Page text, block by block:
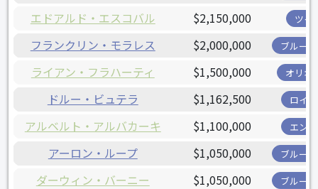
エドアルド・エスコバル $2,150,000 ツイ
フランクリン・モラレス $2,000,000 ブルー
ライアン・フラハーティ $1,500,000 オリオ
ドルー・ビュテラ $1,162,500 ロイ
アルベルト・アルバカーキ $1,100,000 エン
アーロン・ループ $1,050,000 ブルー
ダーウィン・バーニー $1,050,000 ブルー